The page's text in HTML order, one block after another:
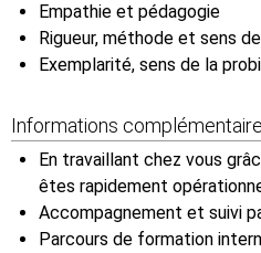
Empathie et pédagogie
Rigueur, méthode et sens
Exemplarité, sens de la
Informations
En travaillant chez vous
êtes rapidement
Accompagnement et suivi
Parcours de formation